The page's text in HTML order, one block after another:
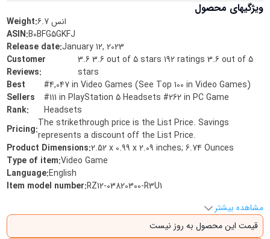
ویژگیهای محصول
Weight:6.7انس
ASIN:B0BFG5GKFJ
Release date:January 12, 2023
Customer
Reviews:
3.6 3.6 out of 5 stars 192 ratings 3.6 out of 5
stars
Best
Sellers
Rank:
#4,047 in Video Games (See Top 100 in Video Games)
#111 in PlayStation 5 Headsets #262 in PC Game
Headsets
Pricing:The strikethrough price is the List Price. Savings
represents a discount off the List Price.
Product Dimensions:2.52 x 0.99 x 2.09 inches; 6.74 Ounces
Type of item:Video Game
Language:English
Item model number:RZ12-03820300-R3U1
مشاهده بیشتر
قیمت این محصول به روز نیست